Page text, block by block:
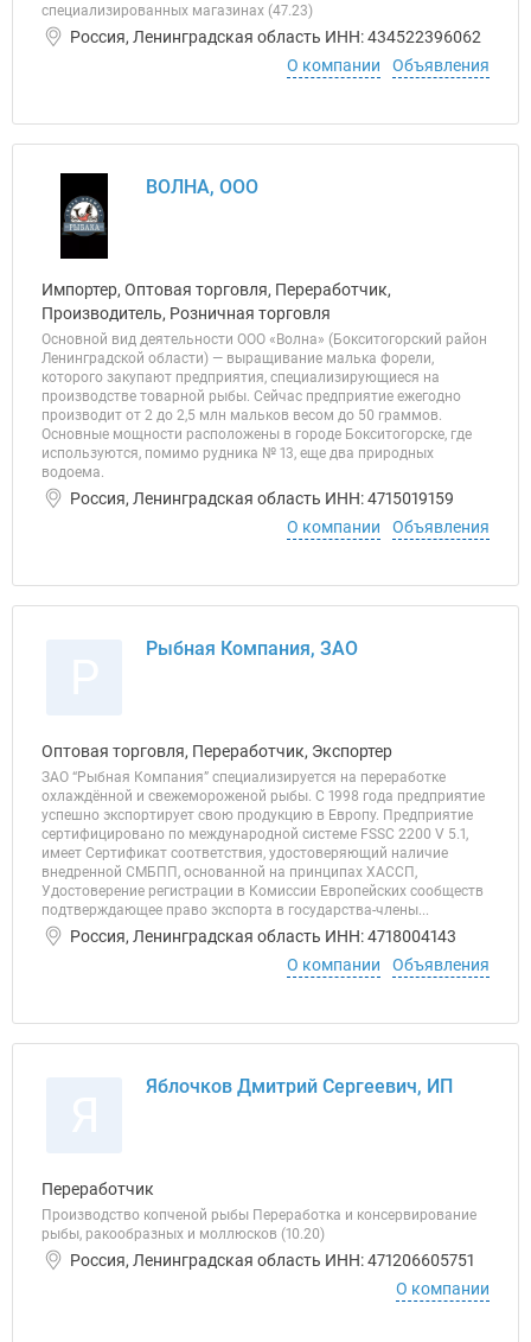
специализированных магазинах (47.23)
Россия, Ленинградская область ИНН: 434522396062
О компании
Объявления
ВОЛНА, ООО
Импортер, Оптовая торговля, Переработчик,
Производитель, Розничная торговля
Основной вид деятельности ООО «Волна» (Бокситогорский район
Ленинградской области) — выращивание малька форели,
которого закупают предприятия, специализирующиеся на
производстве товарной рыбы. Сейчас предприятие ежегодно
производит от 2 до 2,5 млн мальков весом до 50 граммов.
Основные мощности расположены в городе Бокситогорске, где
используются, помимо рудника № 13, еще два природных
водоема.
Россия, Ленинградская область ИНН: 4715019159
О компании
Объявления
Рыбная Компания, ЗАО
Оптовая торговля, Переработчик, Экспортер
ЗАО “Рыбная Компания” специализируется на переработке
охлаждённой и свежемороженой рыбы. С 1998 года предприятие
успешно экспортирует свою продукцию в Европу. Предприятие
сертифицировано по международной системе FSSC 2200 V 5.1,
имеет Сертификат соответствия, удостоверяющий наличие
внедренной СМБПП, основанной на принципах ХАССП,
Удостоверение регистрации в Комиссии Европейских сообществ
подтверждающее право экспорта в государства-члены...
Россия, Ленинградская область ИНН: 4718004143
О компании
Объявления
Яблочков Дмитрий Сергеевич, ИП
Переработчик
Производство копченой рыбы Переработка и консервирование
рыбы, ракообразных и моллюсков (10.20)
Россия, Ленинградская область ИНН: 471206605751
О компании